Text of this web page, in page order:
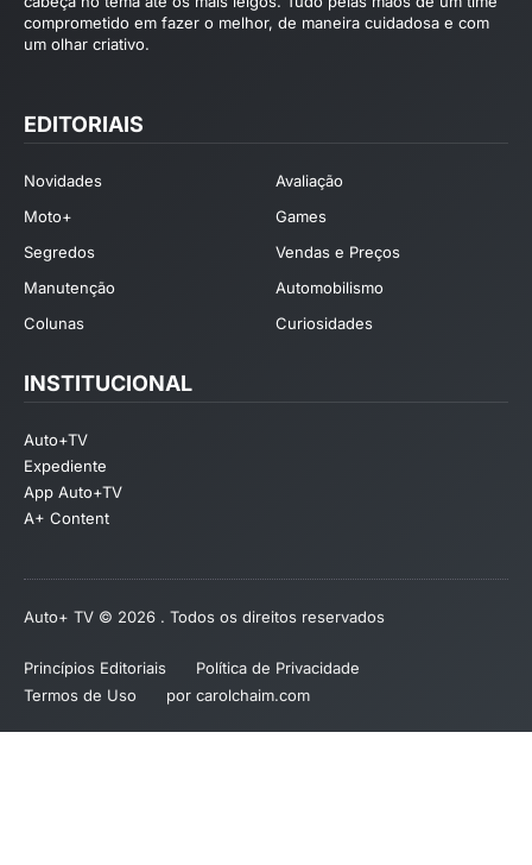
comprometido em fazer o melhor, de maneira cuidadosa e com
um olhar criativo.
EDITORIAIS
Novidades
Avaliação
Moto+
Games
Segredos
Vendas e Preços
Manutenção
Automobilismo
Colunas
Curiosidades
INSTITUCIONAL
Auto+TV
Expediente
App Auto+TV
A+ Content
Auto+ TV © 2026 . Todos os direitos reservados
Princípios Editoriais
Política de Privacidade
Termos de Uso
por carolchaim.com